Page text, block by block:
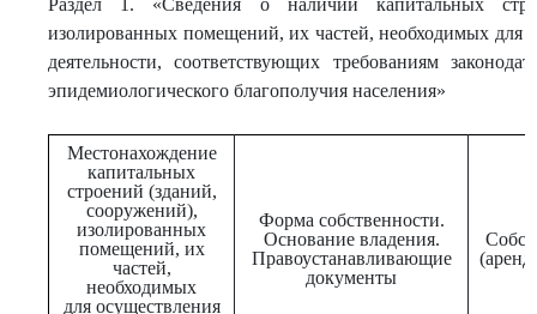
изолированных помещений, их частей, необходимых для
деятельности, соответствующих требованиям
эпидемиологического благополучия населения»
Местонахождение
капитальных
строений (зданий,
сооружений),
изолированных
помещений, их
частей,
необходимых
для осуществления
Форма собственности.
Основание владения.
Правоустанавливающие
документы